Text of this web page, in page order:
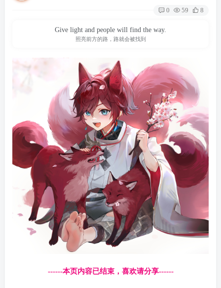
0 59 8
Give light and people will find the way.
照亮前方的路，路就会被找到
------本页内容已结束，喜欢请分享------